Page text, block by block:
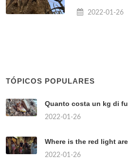
2022-01-26
TÓPICOS POPULARES
Quanto costa un kg di
2022-01-26
Where is the red light
2022-01-26